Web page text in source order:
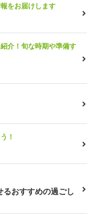
をお届けします
介！旬な時期や準備す
！
おすすめの過ごし